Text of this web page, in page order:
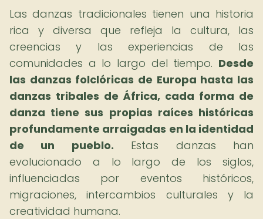
Las danzas tradicionales tienen una historia
rica y diversa que refleja la cultura, las
creencias y las experiencias de las
comunidades a lo largo del tiempo. Desde
las danzas folclóricas de Europa hasta las
danzas tribales de África, cada forma de
danza tiene sus propias raíces históricas
profundamente arraigadas en la identidad
de un pueblo. Estas danzas han
evolucionado a lo largo de los siglos,
influenciadas por eventos históricos,
migraciones, intercambios culturales y la
creatividad humana.